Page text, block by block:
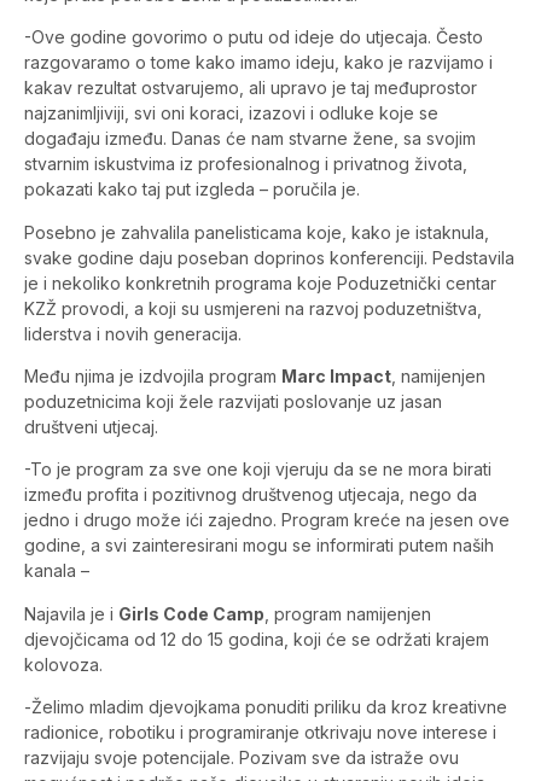
-Ove godine govorimo o putu od ideje do utjecaja. Često
razgovaramo o tome kako imamo ideju, kako je razvijamo i
kakav rezultat ostvarujemo, ali upravo je taj međuprostor
najzanimljiviji, svi oni koraci, izazovi i odluke koje se
događaju između. Danas će nam stvarne žene, sa svojim
stvarnim iskustvima iz profesionalnog i privatnog života,
pokazati kako taj put izgleda – poručila je.
Posebno je zahvalila panelisticama koje, kako je istaknula,
svake godine daju poseban doprinos konferenciji. Pedstavila
je i nekoliko konkretnih programa koje Poduzetnički centar
KZŽ provodi, a koji su usmjereni na razvoj poduzetništva,
liderstva i novih generacija.
Među njima je izdvojila program Marc Impact , namijenjen
poduzetnicima koji žele razvijati poslovanje uz jasan
društveni utjecaj.
-To je program za sve one koji vjeruju da se ne mora birati
između profita i pozitivnog društvenog utjecaja, nego da
jedno i drugo može ići zajedno. Program kreće na jesen ove
godine, a svi zainteresirani mogu se informirati putem naših
kanala –
Najavila je i Girls Code Camp , program namijenjen
djevojčicama od 12 do 15 godina, koji će se održati krajem
kolovoza.
-Želimo mladim djevojkama ponuditi priliku da kroz kreativne
radionice, robotiku i programiranje otkrivaju nove interese i
razvijaju svoje potencijale. Pozivam sve da istraže ovu